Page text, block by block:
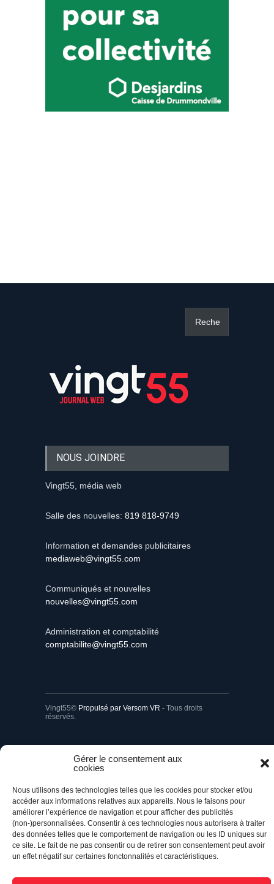
Gérer le consentement aux
cookies
Nous utilisons des technologies telles que les cookies pour stocker et/ou
accéder aux informations relatives aux appareils. Nous le faisons pour
améliorer l’expérience de navigation et pour afficher des publicités
(non-)personnalisées. Consentir à ces technologies nous autorisera à traiter
des données telles que le comportement de navigation ou les ID uniques sur
ce site. Le fait de ne pas consentir ou de retirer son consentement peut avoir
un effet négatif sur certaines fonctonnalités et caractéristiques.
NOUS JOINDRE
Vingt55, média web
Salle des nouvelles: 819 818-9749
Information et demandes publicitaires
mediaweb@vingt55.com
Communiqués et nouvelles
nouvelles@vingt55.com
Administration et comptabilité
comptabilite@vingt55.com
Vingt55© Propulsé par Versom VR - Tous droits
réservés.